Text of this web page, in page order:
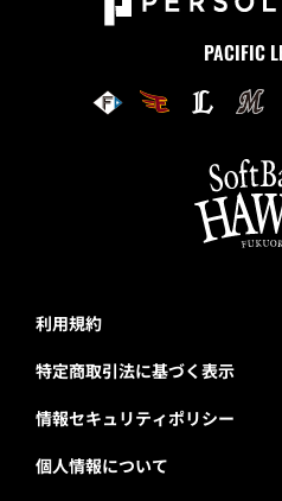
PACIFIC
利用規約
特定商取引法に基づく表示
情報セキュリティポリシー
個人情報について